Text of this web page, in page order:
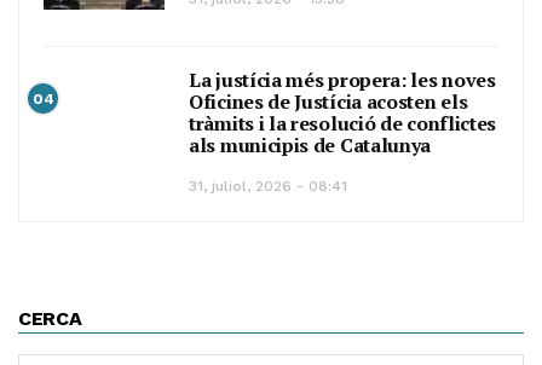
04
La justícia més propera: les noves
Oficines de Justícia acosten els
tràmits i la resolució de conflictes
als municipis de Catalunya
31, juliol, 2026 - 08:41
CERCA